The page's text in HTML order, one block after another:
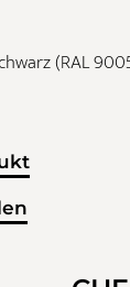
(RAL